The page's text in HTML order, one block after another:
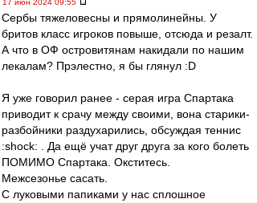
17 июн 2024 09:55
Сербы тяжеловесны и прямолинейны. У
бритов класс игроков повыше, отсюда и резалт.
А что в ОФ островитянам накидали по нашим
лекалам? Прэлестно, я бы глянул :D
Я уже говорил ранее - серая игра Спартака
приводит к срачу между своими, вона старики-
разбойники раздухарились, обсуждая теннис
:shock: . Да ещё учат друг друга за кого болеть
ПОМИМО Спартака. Окститесь.
Межсезонье сасать.
С луковыми папиками у нас сплошное